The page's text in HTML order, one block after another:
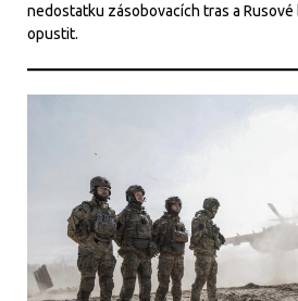
nedostatku zásobovacích tras a
opustit.